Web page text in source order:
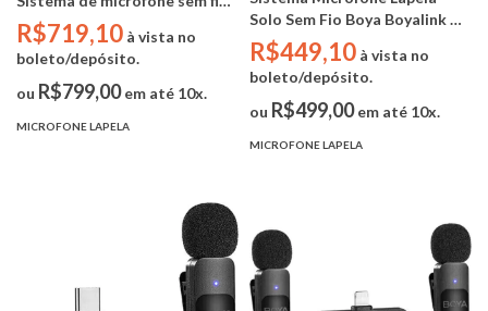
para 2 pessoas (2,4 GHz)
R$719,10 à vista no
boleto/depósito.
ou R$799,00em até 10x.
MICROFONE LAPELA
Solo Sem Fio Boya Boyalink A1
2.4Ghz (iphone / android /
camera / notebook )
R$449,10 à vista no
boleto/depósito.
ou R$499,00em até 10x.
MICROFONE LAPELA